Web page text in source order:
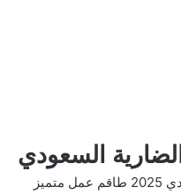
السعودي
يضم مسلسل مسلسل الضارية السعودي 2025 طاقم عمل متميز